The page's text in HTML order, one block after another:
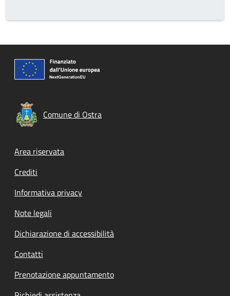
Comune di Ostra
Footer menu
Area riservata
Crediti
Informativa privacy
Note legali
Dichiarazione di accessibilità
Contatti
Prenotazione appuntamento